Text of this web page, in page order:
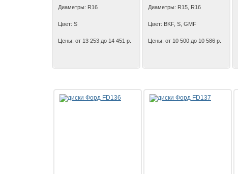
Диаметры: R16
Цвет: S
Цены: от 13 253 до 14 451 р.
Диаметры: R15, R16
Цвет: BKF, S, GMF
Цены: от 10 500 до 10 586 р.